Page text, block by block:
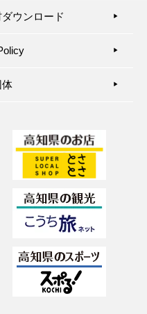
ウンロード ▶︎
▶︎
体 ▶︎